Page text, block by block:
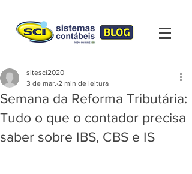
Semana da Reforma Tributária:
Tudo o que o contador precisa
saber sobre IBS, CBS e IS
sitesci2020
3 de mar. 2 min de leitura